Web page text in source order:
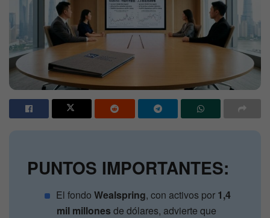
PUNTOS IMPORTANTES:
El fondoWealspring, con activos por 1,4
mil millones de dólares, advierte que